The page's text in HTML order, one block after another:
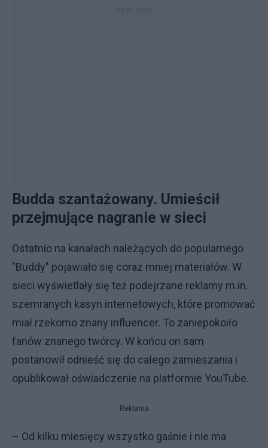
Budda szantażowany. Umieścił
przejmujące nagranie w sieci
Ostatnio na kanałach należących do popularnego
"Buddy" pojawiało się coraz mniej materiałów. W
sieci wyświetlały się też podejrzane reklamy m.in.
szemranych kasyn internetowych, które promować
miał rzekomo znany influencer. To zaniepokoiło
fanów znanego twórcy. W końcu on sam
postanowił odnieść się do całego zamieszania i
opublikował oświadczenie na platformie YouTube.
Reklama
– Od kilku miesięcy wszystko gaśnie i nie ma